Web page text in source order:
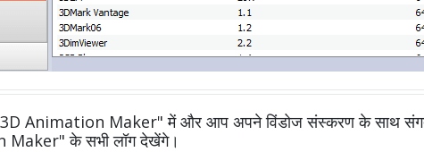
Animation Maker" में और आप अपने विंडोज संस्करण के साथ
के सभी लॉग देखेंगे।